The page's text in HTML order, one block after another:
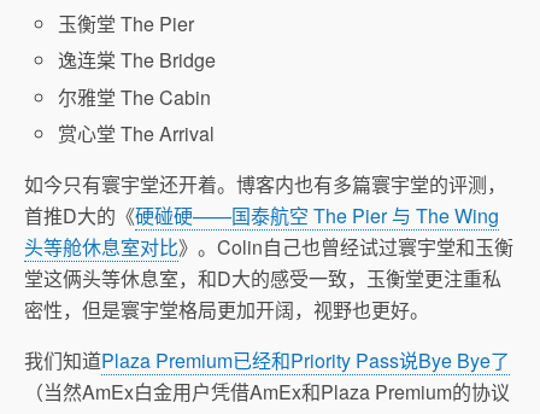
玉衡堂 The Pier
逸连棠 The Bridge
尔雅堂 The Cabin
赏心堂 The Arrival
如今只有寰宇堂还开着。博客内也有多篇寰宇堂的评测，
首推D大的《硬碰硬——国泰航空 The Pier 与 The Wing
头等舱休息室对比》。Colin自己也曾经试过寰宇堂和玉衡
堂这俩头等休息室，和D大的感受一致，玉衡堂更注重私
密性，但是寰宇堂格局更加开阔，视野也更好。
我们知道Plaza Premium已经和Priority Pass说Bye Bye了
（当然AmEx白金用户凭借AmEx和Plaza Premium的协议